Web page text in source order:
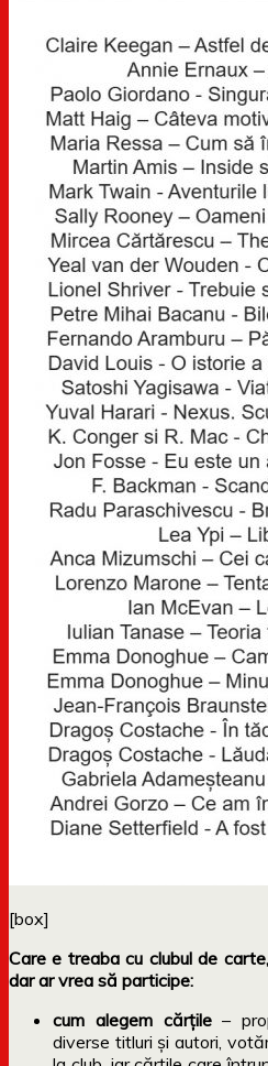
[box]
Care e treaba cu clubul de
dar ar vrea să participe:
cum alegem cărțile–
diverse titluri și autori,